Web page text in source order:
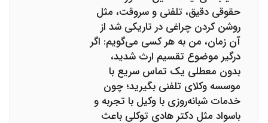
حقوقی دقیق، تلفنی و سروقت، مثل
روشن کردن چراغی در تاریکی شد از
آن زمان، من به هر کسی می‌گویم: اگر
درگیر موضوع تقسیم ارث شدید،
بدون معطلی یک تماس سریع با
موسسه وکلای تلفنی بگیرید؛ چون
خدمات شبانه‌روزی با وکیل با تجربه و
باسواد مثل دکتر هادی توکلی باعث